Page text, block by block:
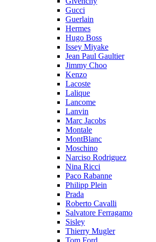
Gucci
Guerlain
Hermes
Hugo Boss
Issey Miyake
Jean Paul Gaultier
Jimmy Choo
Kenzo
Lacoste
Lalique
Lancome
Lanvin
Marc Jacobs
Montale
MontBlanc
Moschino
Narciso Rodriguez
Nina Ricci
Paco Rabanne
Philipp Plein
Prada
Roberto Cavalli
Salvatore Ferragamo
Sisley
Thierry Mugler
Tom Ford